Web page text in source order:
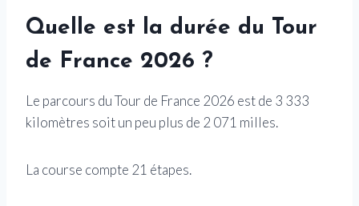
Quelle est la durée du Tour
de France 2026 ?
Le parcours du Tour de France 2026 est de 3 333
kilomètres soit un peu plus de 2 071 milles.
La course compte 21 étapes.